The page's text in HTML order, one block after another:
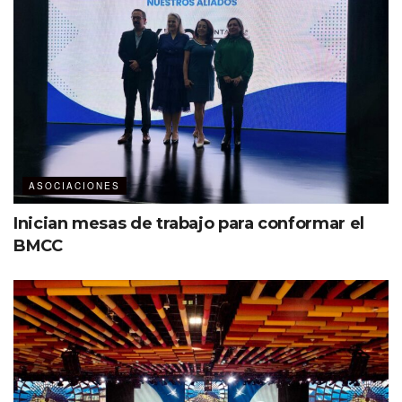
Alianza Punta Cancún está conformada por Cancún Center, ocho
hoteles, dos DMCs, una empresa de stands y displays, una casa
productora y un hospital privado.
«Si ambas partes cumplimos las
reglas de juego, vamos a ganar
todos. CETIFARMA fue creado para
promover una cultura de buenas
prácticas en la interacción de la
industria farmacéutica con los
bienes que están de por medio en
este sector son en beneficio de la
humanidad. Esta firma es el inicio de
un conjunto de acciones y estamos
seguros que la alianza funcionará
con integridad y responsabilidad
ASOCIACIONES
Inician mesas de trabajo para conformar el
BMCC